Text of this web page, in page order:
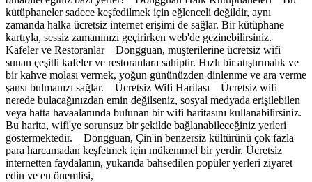
kütüphaneler sadece keşfedilmek için eğlenceli değildir, aynı
zamanda halka ücretsiz internet erişimi de sağlar. Bir kütüphane
kartıyla, sessiz zamanınızı geçirirken web'de gezinebilirsiniz.
Kafeler ve Restoranlar Dongguan, müşterilerine ücretsiz wifi
sunan çeşitli kafeler ve restoranlara sahiptir. Hızlı bir atıştırmalık ve
bir kahve molası vermek, yoğun gününüzden dinlenme ve ara verme
şansı bulmanızı sağlar. Ücretsiz Wifi Haritası Ücretsiz wifi
nerede bulacağınızdan emin değilseniz, sosyal medyada erişilebilen
veya hatta havaalanında bulunan bir wifi haritasını kullanabilirsiniz.
Bu harita, wifi'ye sorunsuz bir şekilde bağlanabileceğiniz yerleri
göstermektedir. Dongguan, Çin'in benzersiz kültürünü çok fazla
para harcamadan keşfetmek için mükemmel bir yerdir. Ücretsiz
internetten faydalanın, yukarıda bahsedilen popüler yerleri ziyaret
edin ve en önemlisi,